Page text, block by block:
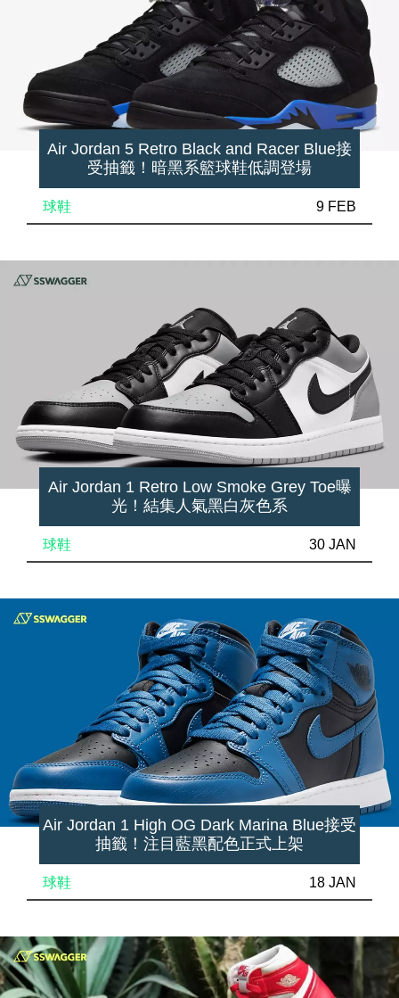
Air Jordan 5 Retro Black and Racer Blue接
受抽籤！暗黑系籃球鞋低調登場
球鞋 9 FEB
Air Jordan 1 Retro Low Smoke Grey Toe曝
光！結集人氣黑白灰色系
球鞋 30 JAN
Air Jordan 1 High OG Dark Marina Blue接受
抽籤！注目藍黑配色正式上架
球鞋 18 JAN